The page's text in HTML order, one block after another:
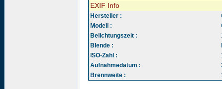
EXIF Info
Hersteller :
Modell :
Belichtungszeit :
Blende :
ISO-Zahl :
Aufnahmedatum :
Brennweite :